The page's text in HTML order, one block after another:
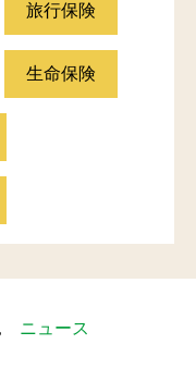
旅行保険
生命保険
ニュース